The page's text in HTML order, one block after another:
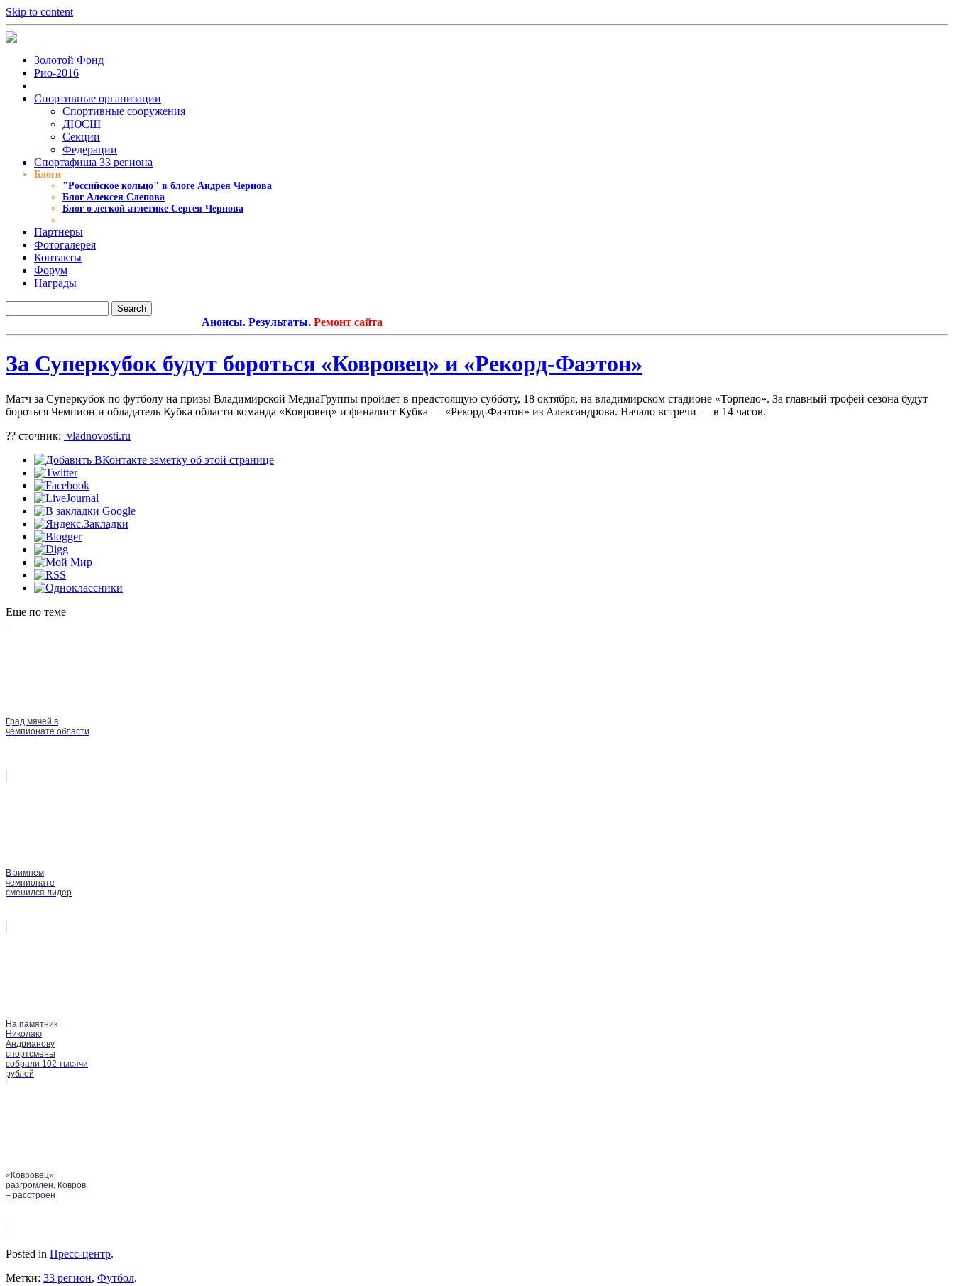
Skip to content
Золотой Фонд
Рио-2016
Спортивные организации
Cпортивные сооружения
ДЮСШ
Секции
Федерации
Спортафиша 33 региона
Блоги
"Российское кольцо" в блоге Андрея Чернова
Блог Алексея Слепова
Блог о легкой атлетике Сергея Чернова
Партнеры
Фотогалерея
Контакты
Форум
Награды
Анонсы. Результаты.Ремонт сайта
За Суперкубок будут бороться «Ковровец» и «Рекорд-Фаэтон»
Матч за Суперкубок по футболу на призы Владимирской МедиаГруппы пройдет в предстоящую субботу, 18 октября, на владимирском стадионе «Торпедо». За главный трофей сезона будут
бороться Чемпион и обладатель Кубка области команда «Ковровец» и финалист Кубка — «Рекорд-Фаэтон» из Александрова. Начало встречи — в 14 часов.
?? сточник: vladnovosti.ru
Еще по теме
Град мячей в
чемпионате области
В зимнем
чемпионате
сменился лидер
На памятник
Николаю
Андрианову
спортсмены
собрали 102 тысячи
рублей
«Ковровец»
разгромлен, Ковров
– расстроен
Posted in Пресс-центр.
Метки: 33 регион, Футбол.